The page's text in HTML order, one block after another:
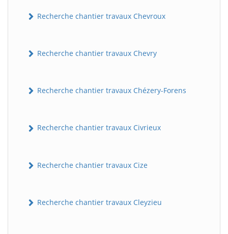
Recherche chantier travaux Chevroux
Recherche chantier travaux Chevry
Recherche chantier travaux Chézery-Forens
Recherche chantier travaux Civrieux
Recherche chantier travaux Cize
Recherche chantier travaux Cleyzieu